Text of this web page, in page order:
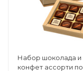
Набор шоколада и
конфет ассорти по